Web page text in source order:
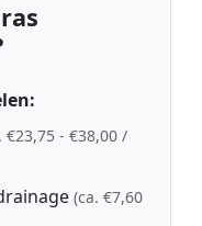
€23,75 - €38,00 /
(ca. €7,60